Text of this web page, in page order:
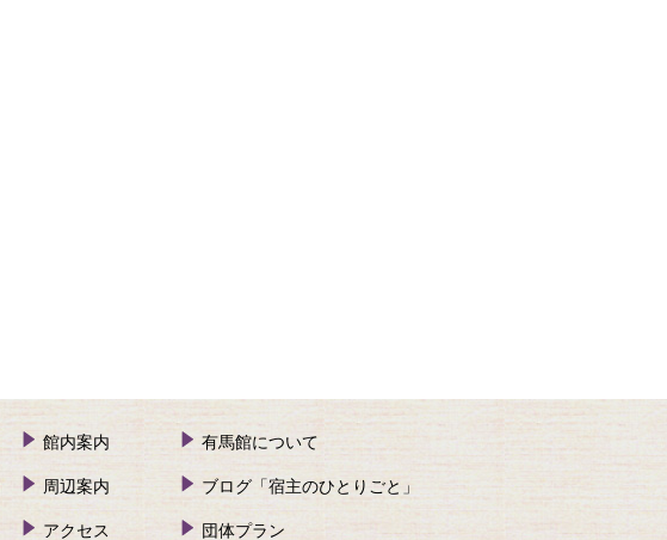
館内案内 有馬館について
周辺案内 ブログ「宿主のひとりごと」
アクセス 団体プラン